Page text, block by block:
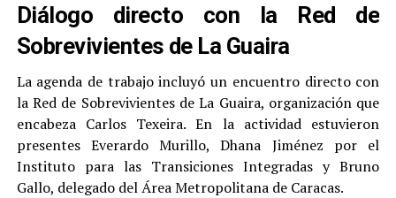
Diálogo directo con la Red de
Sobrevivientes de La Guaira
La agenda de trabajo incluyó un encuentro directo con
la Red de Sobrevivientes de La Guaira, organización que
encabeza Carlos Texeira. En la actividad estuvieron
presentes Everardo Murillo, Dhana Jiménez por el
Instituto para las Transiciones Integradas y Bruno
Gallo, delegado del Área Metropolitana de Caracas.